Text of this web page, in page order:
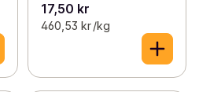
17,50 kr
460,53 kr /kg